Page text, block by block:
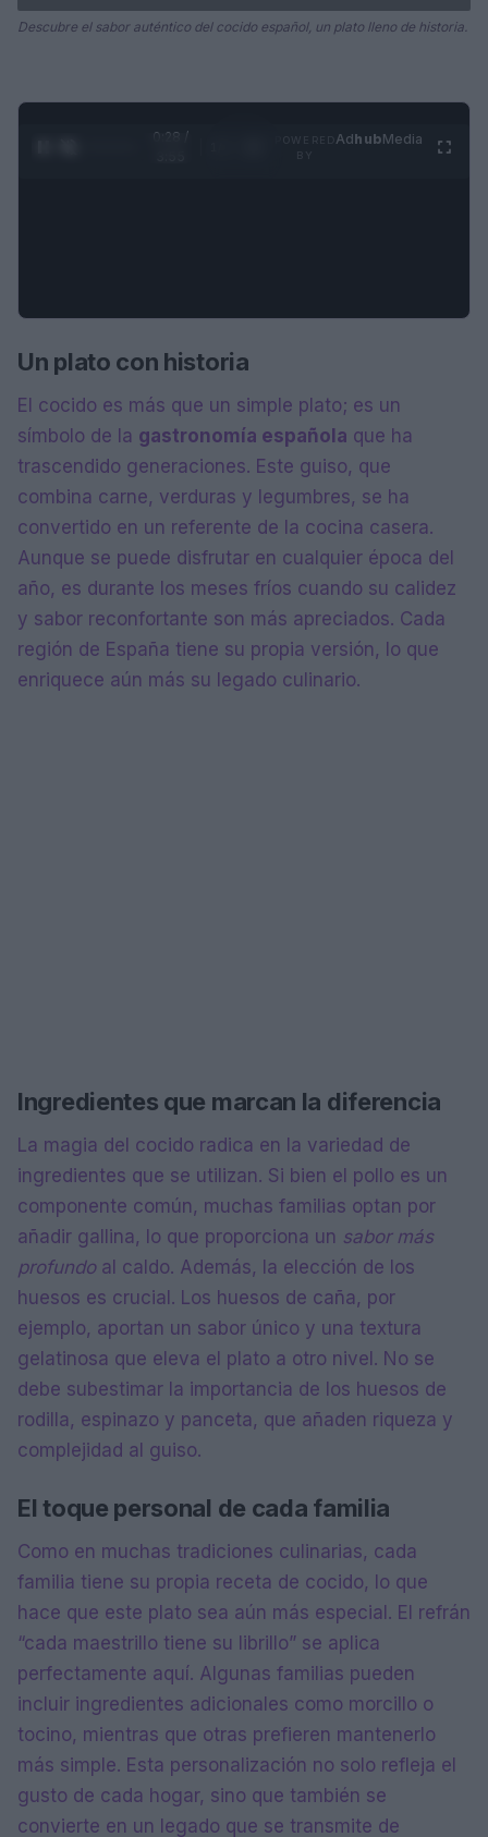
Descubre el sabor auténtico del cocido español, un plato lleno de historia.
0:28 /
AdhubMedia
Un plato con historia
El cocido es más que un simple plato; es un
símbolo de la gastronomía española que ha
trascendido generaciones. Este guiso, que
combina carne, verduras y legumbres, se ha
convertido en un referente de la cocina casera.
Aunque se puede disfrutar en cualquier época del
año, es durante los meses fríos cuando su calidez
y sabor reconfortante son más apreciados. Cada
región de España tiene su propia versión, lo que
enriquece aún más su legado culinario.
Ingredientes que marcan la diferencia
La magia del cocido radica en la variedad de
ingredientes que se utilizan. Si bien el pollo es un
componente común, muchas familias optan por
añadir gallina, lo que proporciona un sabor más
profundoal caldo. Además, la elección de los
huesos es crucial. Los huesos de caña, por
ejemplo, aportan un sabor único y una textura
gelatinosa que eleva el plato a otro nivel. No se
debe subestimar la importancia de los huesos de
rodilla, espinazo y panceta, que añaden riqueza y
complejidad al guiso.
El toque personal de cada familia
Como en muchas tradiciones culinarias, cada
familia tiene su propia receta de cocido, lo que
hace que este plato sea aún más especial. El refrán
“cada maestrillo tiene su librillo” se aplica
perfectamente aquí. Algunas familias pueden
incluir ingredientes adicionales como morcillo o
tocino, mientras que otras prefieren mantenerlo
más simple. Esta personalización no solo refleja el
gusto de cada hogar, sino que también se
convierte en un legado que se transmite de